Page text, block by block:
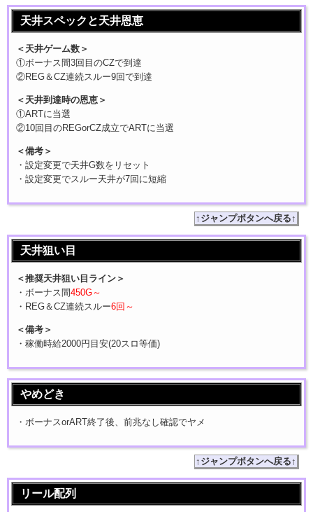
天井スペックと天井恩恵
＜天井ゲーム数＞
①ボーナス間3回目のCZで到達
②REG＆CZ連続スルー9回で到達
＜天井到達時の恩恵＞
①ARTに当選
②10回目のREGorCZ成立でARTに当選
＜備考＞
・設定変更で天井G数をリセット
・設定変更でスルー天井が7回に短縮
↑ジャンプボタンへ戻る↑
天井狙い目
＜推奨天井狙い目ライン＞
・ボーナス間450G～
・REG＆CZ連続スルー6回～
＜備考＞
・稼働時給2000円目安(20スロ等価)
やめどき
・ボーナスorART終了後、前兆なし確認でヤメ
↑ジャンプボタンへ戻る↑
リール配列